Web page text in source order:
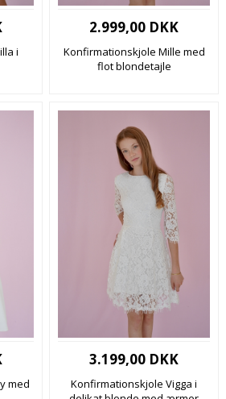
i
2.999,00 DKK
Konfirmationskjole Mille med
flot blondetajle
med
3.199,00 DKK
Konfirmationskjole Vigga i